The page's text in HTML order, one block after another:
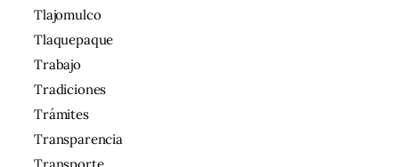
Tlajomulco
Tlaquepaque
Trabajo
Tradiciones
Trámites
Transparencia